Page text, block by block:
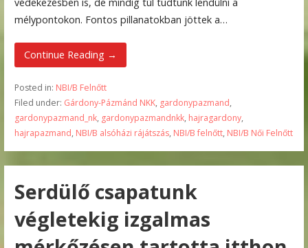
mélypontokon. Fontos pillanatokban jöttek a…
Continue Reading →
Posted in: NBI/B Felnőtt
Filed under: Gárdony-Pázmánd NKK, gardonypazmand,
gardonypazmand_nk, gardonypazmandnkk, hajragardony,
hajrapazmand, NBI/B alsóházi rájátszás, NBI/B felnőtt, NBI/B Női Felnőtt
Serdülő csapatunk
végletekig izgalmas